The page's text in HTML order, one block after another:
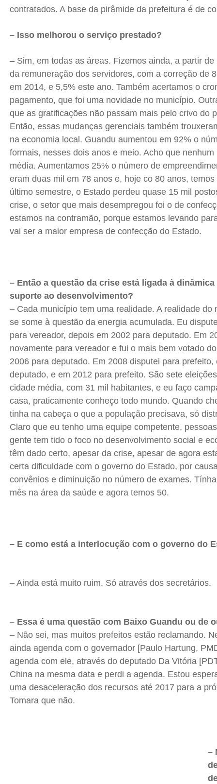
contratados. A base da pirâmide da prefeitura é de
– Isso melhorou o serviço prestado?
– Sim, em todas as áreas. Fizemos ainda, a partir
da remuneração dos servidores, com a correção de
em 2014, e 5,5% este ano. Também acertamos o
pagamento, que foi uma novidade no município.
que as gratificações não passam mais pelo crivo do
Então, essas mudanças gerenciais também
na economia local. Guandu aumentou em 92% o
formais, nesses dois anos e meio. Acho que
média. Aumentamos 25% o número de
eram duas mil em 78 anos e, hoje co 80 anos,
último semestre, o Estado perdeu quase 15 mil
crise, o setor que mais desempregou foi o de
estamos na contramão, porque estamos levando
vai ser a maior empresa de confecção do Estado.
– Então a questão da crise está ligada à
suporte ao desenvolvimento?
– Cada município tem uma realidade. A realidade do
se some à questão da energia acumulada. Eu
para vereador, depois em 2002 para deputado. Em
novamente para vereador e fui o mais bem votado
2006 para deputado. Em 2008 disputei para prefeito,
deputado, e em 2012 para prefeito. São sete
cidade média, com 31 mil habitantes, e eu faço
casa, praticamente conheço todo mundo. Quando
tinha na cabeça o que a população precisava, só
Claro que eu tenho uma equipe competente,
gente tem tido o foco no desenvolvimento social e
têm dado certo, apesar da crise, apesar de agora
certa dificuldade com o governo do Estado, por
convênios e diminuição no número de exames.
mês na área da saúde e agora temos 50.
– E como está a interlocução com o governo do
– Ainda está muito ruim. Só através dos secretários.
– Essa é uma questão com Baixo Guandu ou de
– Não sei, mas muitos prefeitos estão reclamando.
ainda agenda com o governador [Paulo Hartung,
agenda com ele, através do deputado Da Vitória
China na mesma data e perdi a agenda. Estou
uma desaceleração dos recursos até 2017 para a
Tomara que não.
–